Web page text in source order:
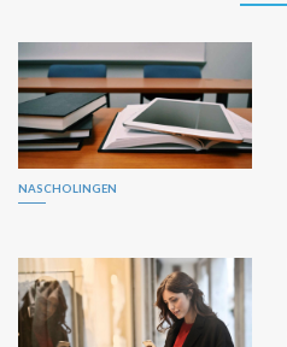
NASCHOLINGEN